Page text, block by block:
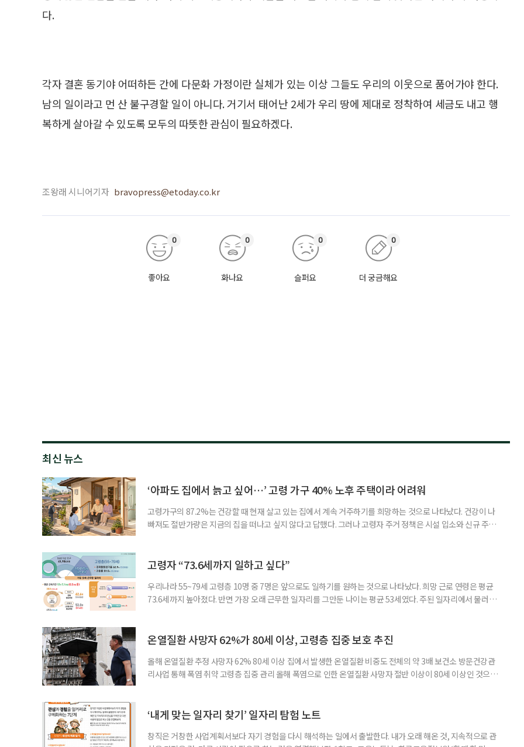
다.
각자 결혼 동기야 어떠하든 간에 다문화 가정이란 실체가 있는 이상 그들도 우리의 이웃으로 품어가야 한다.
남의 일이라고 먼 산 불구경할 일이 아니다. 거기서 태어난 2세가 우리 땅에 제대로 정착하여 세금도 내고 행
복하게 살아갈 수 있도록 모두의 따뜻한 관심이 필요하겠다.
조왕래 시니어기자 bravopress@etoday.co.kr
좋아요
0
화나요
0
슬퍼요
0
더 궁금해요
0
최신 뉴스
‘아파도 집에서 늙고 싶어…’ 고령 가구 40% 노후 주택이라 어려워
고령가구의 87.2%는 건강할 때 현재 살고 있는 집에서 계속 거주하기를 희망하는 것으로 나타났다. 건강이 나
빠져도 절반가량은 지금의 집을 떠나고 싶지 않다고 답했다. 그러나 고령자 주거 정책은 시설 입소와 신규 주택
여름호에 실린 ‘통합돌봄 시행에 따른 고령자 주거-돌봄 협업 체계 구축 방안’ 보고서는 고
고령자 “73.6세까지 일하고 싶다”
우리나라 55~79세 고령층 10명 중 7명은 앞으로도 일하기를 원하는 것으로 나타났다. 희망 근로 연령은 평균
73.6세까지 높아졌다. 반면 가장 오래 근무한 일자리를 그만둔 나이는 평균 53세였다. 주된 일자리에서 물러난
7000명으로, 1년 전보다 57만 명 증가했다. 15세 이상 인구에서 차지하는 비중은
온열질환 사망자 62%가 80세 이상, 고령층 집중 보호 추진
올해 온열질환 추정 사망자 62% 80세 이상 집에서 발생한 온열질환 비중도 전체의 약 3배 보건소 방문건강관
리사업 통해 폭염 취약 고령층 집중 관리 올해 폭염으로 인한 온열질환 사망자 절반 이상이 80세 이상인 것으로
고령층은 825명(33.8%), 80세 이상은 300명(12.3%)으로 집계됐다. 연령별 환자 수
‘내게 맞는 일자리 찾기’ 일자리 탐험 노트
창직은 거창한 사업계획서보다 자기 경험을 다시 해석하는 일에서 출발한다. 내가 오래 해온 것, 지속적으로 관